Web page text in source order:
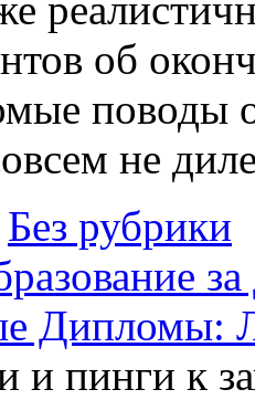
об
поводы
не
Без рубрики
Дипломы:
и пинги к